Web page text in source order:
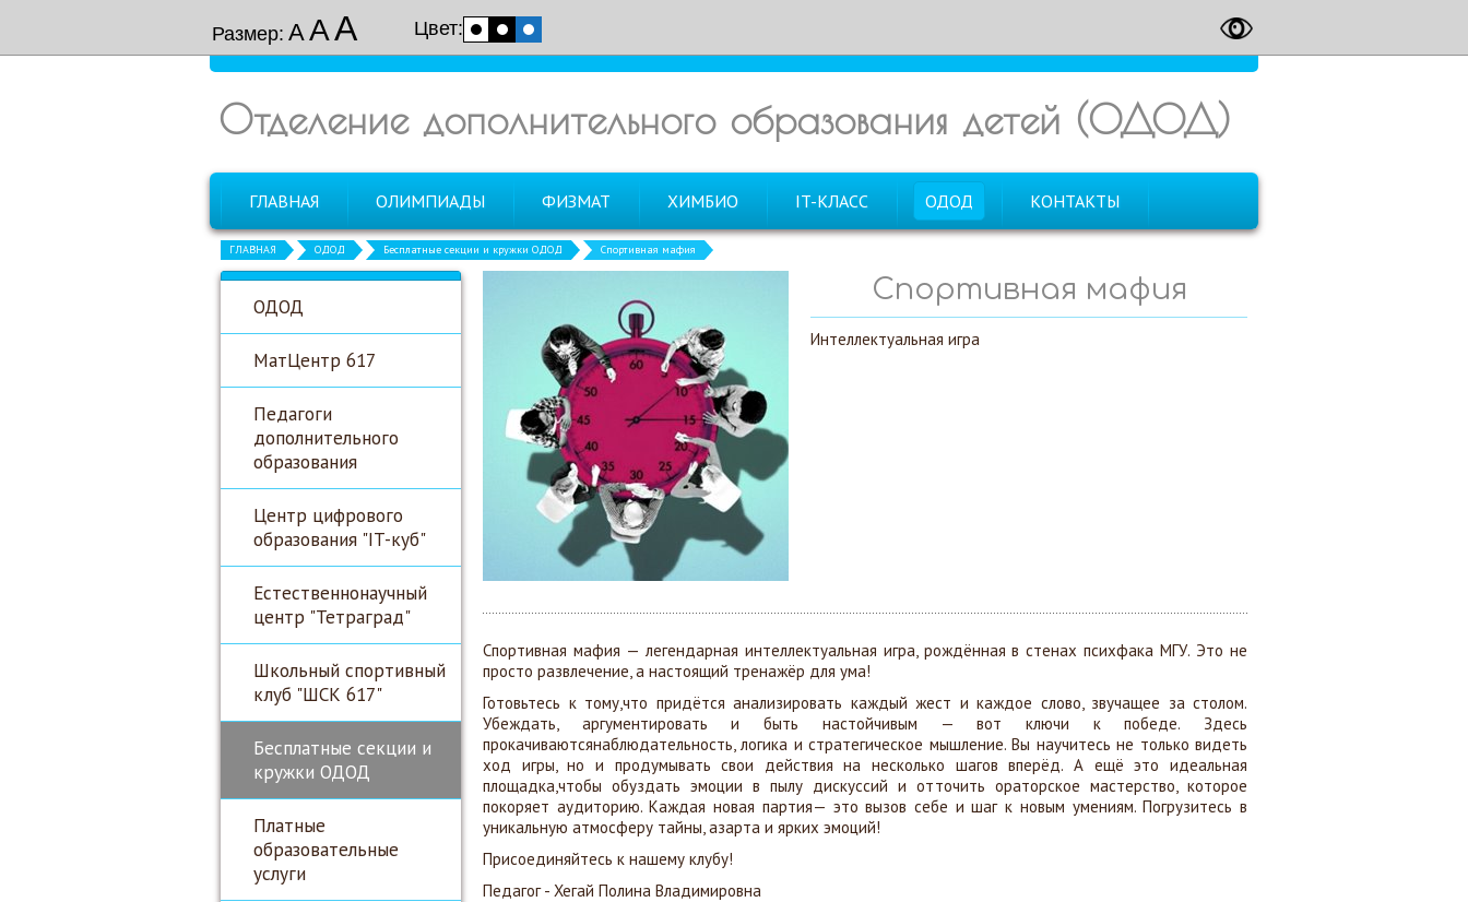
Размер: ААА Цвет:
Отделение дополнительного образования детей (ОДОД)
ГЛАВНАЯ ОЛИМПИАДЫ ФИЗМАТ ХИМБИО IT-КЛАСС ОДОД КОНТАКТЫ
ГЛАВНАЯ ОДОД Бесплатные секции и кружки ОДОД Спортивная мафия
ОДОД
МатЦентр 617
Педагоги
дополнительного
образования
Центр цифрового
образования "IT-куб"
Естественнонаучный
центр "Тетраград"
Школьный спортивный
клуб "ШСК 617"
Бесплатные секции и
кружки ОДОД
Платные
образовательные
услуги
Спортивная мафия
Интеллектуальная игра
Спортивная мафия — легендарная интеллектуальная игра, рождённая в стенах психфака МГУ. Это не
просто развлечение, а настоящий тренажёр для ума!
Готовьтесь к тому,что придётся анализировать каждый жест и каждое слово, звучащее за столом.
Убеждать, аргументировать и быть настойчивым — вот ключи к победе. Здесь
прокачиваютсянаблюдательность, логика и стратегическое мышление. Вы научитесь не только видеть
ход игры, но и продумывать свои действия на несколько шагов вперёд. А ещё это идеальная
площадка,чтобы обуздать эмоции в пылу дискуссий и отточить ораторское мастерство, которое
покоряет аудиторию. Каждая новая партия— это вызов себе и шаг к новым умениям. Погрузитесь в
уникальную атмосферу тайны, азарта и ярких эмоций!
Присоединяйтесь к нашему клубу!
Педагог - Хегай Полина Владимировна